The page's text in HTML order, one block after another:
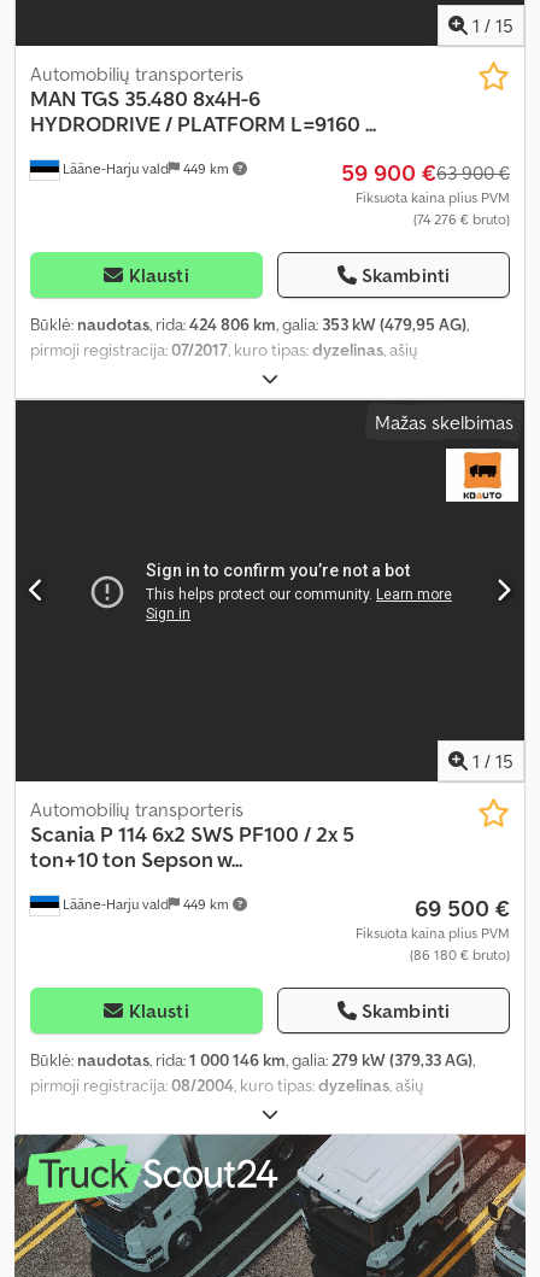
1 / 15
Lääne-Harju vald 449 km
Automobilių transporteris
MAN TGS 35.480 8x4H-6
HYDRODRIVE / PLATFORM L=9160 ...
59 900 €63 900 €
Fiksuota kaina plius PVM
(74 276 € bruto)
Klausti Skambinti
Būklė: naudotas, rida:424 806 km, galia: 353 kW (479,95 AG),
pirmoji registracija:07/2017 , kuro tipas:dyzelinas , ašių
4 100 mm
vairuotojo kabina:miegamoji kabina, pavaros tipas:mechaninis,
, bendras ilgis:11 890 mm,
Mažas skelbimas
1 / 15
Lääne-Harju vald 449 km
Automobilių transporteris
Scania P 114 6x2 SWS PF100 / 2x 5
ton+10 ton Sepson w...
69 500 €
Fiksuota kaina plius PVM
(86 180 € bruto)
Klausti Skambinti
Būklė: naudotas, rida:1 000 146 km, galia:279 kW (379,33 AG),
pirmoji registracija:08/2004, kuro tipas:dyzelinas, ašių
4 900 mm
retarderis, vairuotojo kabina:miegamoji kabina, pavaros tipas:
mechaninis , emisijos klasė:Euro 3 , pakaba: plienas-oras, bendras
ilgis: 10 200 mm, bendras plotis:2 600 mm, Gamybos metai:2004,
Įranga:diferencialo užraktas, elektrinis langų reguliavimas,
elektriškai reguliuojamas veidrodis, kruizo kontrolė, oro
kondicionavimas, retarderis, sėdynės šildytuvas,